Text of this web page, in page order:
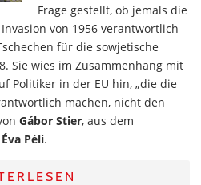
Frage gestellt, ob jemals die
von 1956 verantwortlich
für die sowjetische
Sie wies im Zusammenhang mit
Politiker in der EU hin, „die die
machen, nicht den
Gábor Stier, aus dem
Éva Péli.